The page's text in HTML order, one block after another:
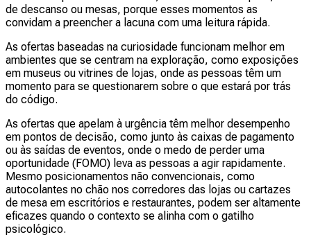
de descanso ou mesas, porque esses momentos as
convidam a preencher a lacuna com uma leitura rápida.
As ofertas baseadas na curiosidade funcionam melhor em
ambientes que se centram na exploração, como exposições
em museus ou vitrines de lojas, onde as pessoas têm um
momento para se questionarem sobre o que estará por trás
do código.
As ofertas que apelam à urgência têm melhor desempenho
em pontos de decisão, como junto às caixas de pagamento
ou às saídas de eventos, onde o medo de perder uma
oportunidade (FOMO) leva as pessoas a agir rapidamente.
Mesmo posicionamentos não convencionais, como
autocolantes no chão nos corredores das lojas ou cartazes
de mesa em escritórios e restaurantes, podem ser altamente
eficazes quando o contexto se alinha com o gatilho
psicológico.